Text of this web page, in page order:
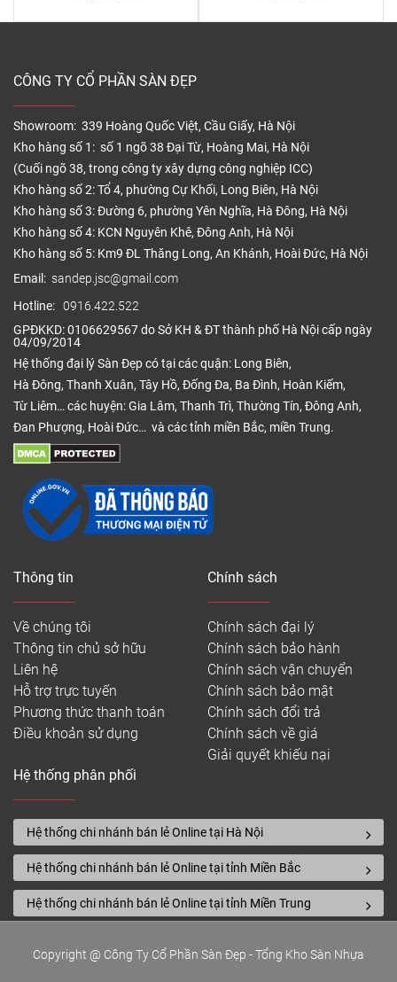
CÔNG TY CỔ PHẦN SÀN ĐẸP
Showroom: 339 Hoàng Quốc Việt, Cầu Giấy, Hà Nội
Kho hàng số 1: số 1 ngõ 38 Đại Từ, Hoàng Mai, Hà Nội
(Cuối ngõ 38, trong công ty xây dựng công nghiệp ICC)
Kho hàng số 2: Tổ 4, phường Cự Khối, Long Biên, Hà Nội
Kho hàng số 3: Đường 6, phường Yên Nghĩa, Hà Đông, Hà Nội
Kho hàng số 4: KCN Nguyên Khê, Đông Anh, Hà Nội
Kho hàng số 5: Km9 ĐL Thăng Long, An Khánh, Hoài Đức, Hà Nội
Email: sandep.jsc@gmail.com
Hotline: 0916.422.522
GPĐKKD: 0106629567 do Sở KH & ĐT thành phố Hà Nội cấp ngày
04/09/2014
Hệ thống đại lý Sàn Đẹp có tại các quận: Long Biên,
Hà Đông, Thanh Xuân, Tây Hồ, Đống Đa, Ba Đình, Hoàn Kiếm,
Từ Liêm… các huyện: Gia Lâm, Thanh Trì, Thường Tín, Đông Anh,
Đan Phượng, Hoài Đức… và các tỉnh miền Bắc, miền Trung.
Thông tin
Về chúng tôi
Thông tin chủ sở hữu
Liên hệ
Hỗ trợ trực tuyến
Phương thức thanh toán
Điều khoản sử dụng
Chính sách
Chính sách đại lý
Chính sách bảo hành
Chính sách vận chuyển
Chính sách bảo mật
Chính sách đổi trả
Chính sách về giá
Giải quyết khiếu nại
Hệ thống phân phối
Hệ thống chi nhánh bán lẻ Online tại Hà Nội
Hệ thống chi nhánh bán lẻ Online tại tỉnh Miền Bắc
Hệ thống chi nhánh bán lẻ Online tại tỉnh Miền Trung
Copyright @ Công Ty Cổ Phần Sàn Đẹp - Tổng Kho Sàn Nhựa